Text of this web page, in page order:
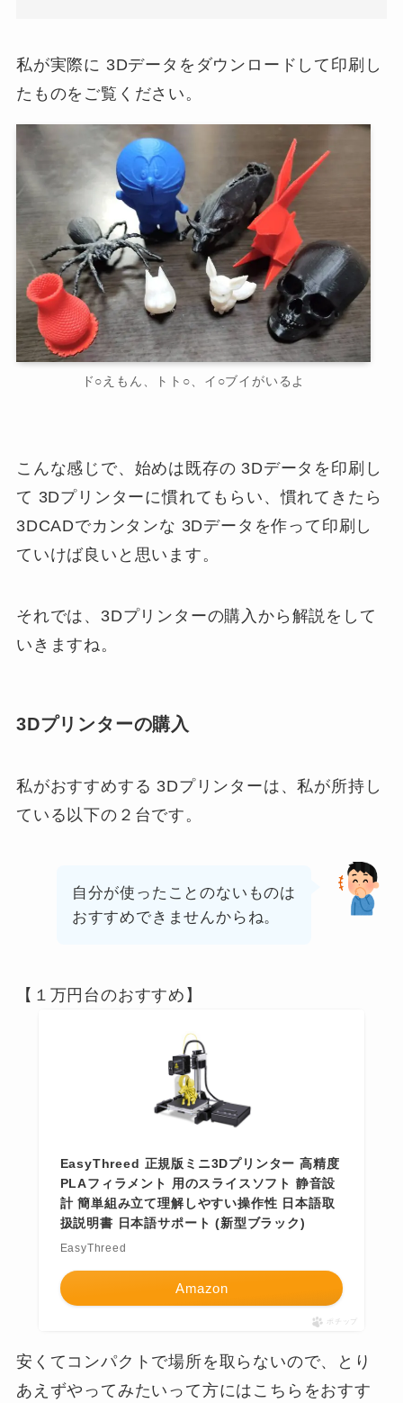
私が実際に 3Dデータをダウンロードして印刷し
たものをご覧ください。
ド○えもん、トト○、イ○ブイがいるよ
こんな感じで、始めは既存の 3Dデータを印刷し
て 3Dプリンターに慣れてもらい、慣れてきたら
3DCADでカンタンな 3Dデータを作って印刷し
ていけば良いと思います。
それでは、3Dプリンターの購入から解説をして
いきますね。
3Dプリンターの購入
私がおすすめする 3Dプリンターは、私が所持し
ている以下の２台です。
自分が使ったことのないものは
おすすめできませんからね。
【１万円台のおすすめ】
EasyThreed 正規版ミニ3Dプリンター 高精度
PLAフィラメント 用のスライスソフト 静音設
計 簡単組み立て理解しやすい操作性 日本語取
扱説明書 日本語サポート (新型ブラック)
EasyThreed
Amazon
ポチップ
安くてコンパクトで場所を取らないので、とり
あえずやってみたいって方にはこちらをおすす